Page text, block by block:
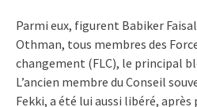
Parmi eux, figurent Babiker
Othman, tous membres des
changement (FLC), le principal
L’ancien membre du Conseil
Fekki, a été lui aussi libéré, après